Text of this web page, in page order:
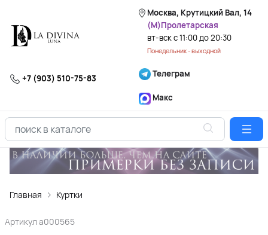
Москва, Крутицкий Вал, 14
(М)Пролетарская
вт-вск с 11:00 до 20:30
Понедельник - выходной
+7 (903) 510-75-83 Телеграм
Макс
Главная Куртки
Артикул a000565